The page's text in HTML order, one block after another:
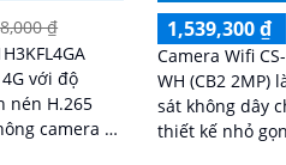
₫
với độ
nén H.265
camera có
1,539,300 ₫
Camera Wifi
WH (CB2 2MP)
sát không dây
thiết kế nhỏ